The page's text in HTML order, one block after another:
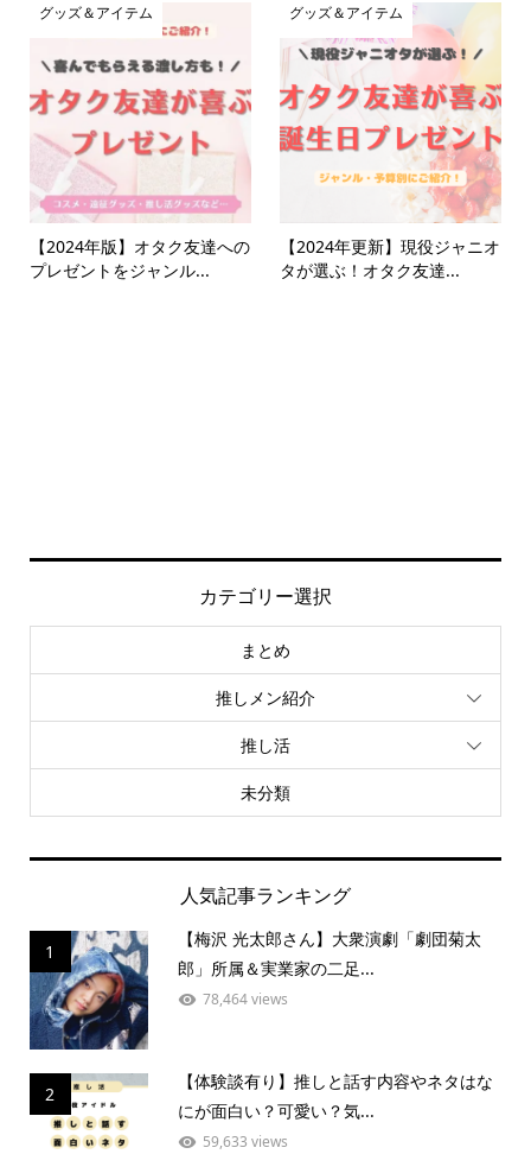
グッズ＆アイテム
【2024年版】オタク友達への
プレゼントをジャンル...
グッズ＆アイテム
【2024年更新】現役ジャニオ
タが選ぶ！オタク友達...
カテゴリー選択
まとめ
推しメン紹介
推し活
未分類
人気記事ランキング
1
【梅沢 光太郎さん】大衆演劇「劇団菊太
郎」所属＆実業家の二足...
78,464 views
2
【体験談有り】推しと話す内容やネタはな
にが面白い？可愛い？気...
59,633 views